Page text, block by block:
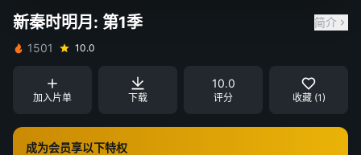
新秦时明月: 第1季
简介
1501
10.0
加入片单 下载
10.0
评分 收藏 (1)
成为会员享以下特权